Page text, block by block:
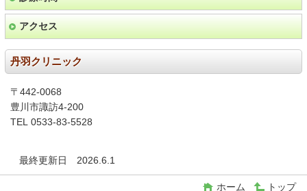
アクセス
丹羽クリニック
〒442-0068
豊川市諏訪4-200
TEL 0533-83-5528
最終更新日 2026.6.1
ホーム トップ